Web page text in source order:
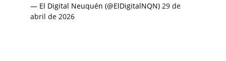
— El Digital Neuquén (@ElDigitalNQN) 29 de
abril de 2026